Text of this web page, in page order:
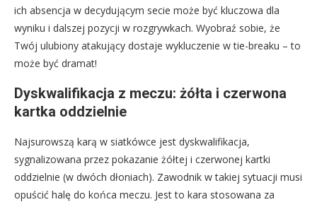
ich absencja w decydującym secie może być kluczowa dla
wyniku i dalszej pozycji w rozgrywkach. Wyobraź sobie, że
Twój ulubiony atakujący dostaje wykluczenie w tie-breaku – to
może być dramat!
Dyskwalifikacja z meczu: żółta i czerwona
kartka oddzielnie
Najsurowszą karą w siatkówce jest dyskwalifikacja,
sygnalizowana przez pokazanie żółtej i czerwonej kartki
oddzielnie (w dwóch dłoniach). Zawodnik w takiej sytuacji musi
opuścić halę do końca meczu. Jest to kara stosowana za